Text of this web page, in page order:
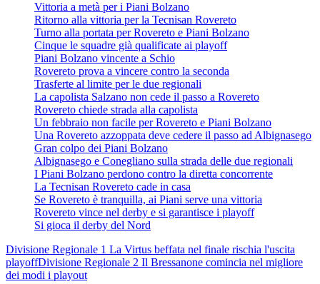
Vittoria a metà per i Piani Bolzano
Ritorno alla vittoria per la Tecnisan Rovereto
Turno alla portata per Rovereto e Piani Bolzano
Cinque le squadre già qualificate ai playoff
Piani Bolzano vincente a Schio
Rovereto prova a vincere contro la seconda
Trasferte al limite per le due regionali
La capolista Salzano non cede il passo a Rovereto
Rovereto chiede strada alla capolista
Un febbraio non facile per Rovereto e Piani Bolzano
Una Rovereto azzoppata deve cedere il passo ad Albignasego
Gran colpo dei Piani Bolzano
Albignasego e Conegliano sulla strada delle due regionali
I Piani Bolzano perdono contro la diretta concorrente
La Tecnisan Rovereto cade in casa
Se Rovereto è tranquilla, ai Piani serve una vittoria
Rovereto vince nel derby e si garantisce i playoff
Si gioca il derby del Nord
Divisione Regionale 1 La Virtus beffata nel finale rischia l'uscita
playoffDivisione Regionale 2 Il Bressanone comincia nel migliore
dei modi i playout